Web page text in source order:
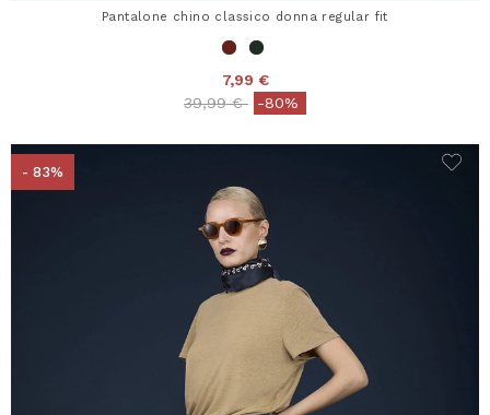
Pantalone chino classico donna regular fit
7,99 €
Price reduced from
39,99 €to-80%
- 83%